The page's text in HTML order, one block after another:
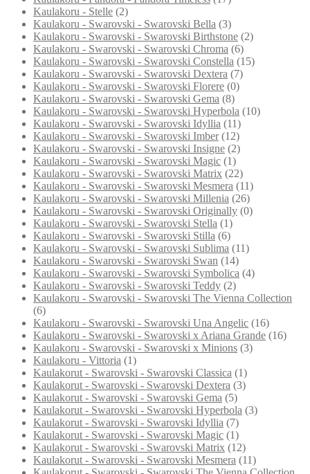
Kaulakoru - Stelle (2)
Kaulakoru - Swarovski - Swarovski Bella (3)
Kaulakoru - Swarovski - Swarovski Birthstone (2)
Kaulakoru - Swarovski - Swarovski Chroma (6)
Kaulakoru - Swarovski - Swarovski Constella (15)
Kaulakoru - Swarovski - Swarovski Dextera (7)
Kaulakoru - Swarovski - Swarovski Florere (0)
Kaulakoru - Swarovski - Swarovski Gema (8)
Kaulakoru - Swarovski - Swarovski Hyperbola (10)
Kaulakoru - Swarovski - Swarovski Idyllia (11)
Kaulakoru - Swarovski - Swarovski Imber (12)
Kaulakoru - Swarovski - Swarovski Insigne (2)
Kaulakoru - Swarovski - Swarovski Magic (1)
Kaulakoru - Swarovski - Swarovski Matrix (22)
Kaulakoru - Swarovski - Swarovski Mesmera (11)
Kaulakoru - Swarovski - Swarovski Millenia (26)
Kaulakoru - Swarovski - Swarovski Originally (0)
Kaulakoru - Swarovski - Swarovski Stella (1)
Kaulakoru - Swarovski - Swarovski Stilla (6)
Kaulakoru - Swarovski - Swarovski Sublima (11)
Kaulakoru - Swarovski - Swarovski Swan (14)
Kaulakoru - Swarovski - Swarovski Symbolica (4)
Kaulakoru - Swarovski - Swarovski Teddy (2)
Kaulakoru - Swarovski - Swarovski The Vienna Collection
(6)
Kaulakoru - Swarovski - Swarovski Una Angelic (16)
Kaulakoru - Swarovski - Swarovski x Ariana Grande (16)
Kaulakoru - Swarovski - Swarovski x Minions (3)
Kaulakoru - Vittoria (1)
Kaulakorut - Swarovski - Swarovski Classica (1)
Kaulakorut - Swarovski - Swarovski Dextera (3)
Kaulakorut - Swarovski - Swarovski Gema (5)
Kaulakorut - Swarovski - Swarovski Hyperbola (3)
Kaulakorut - Swarovski - Swarovski Idyllia (7)
Kaulakorut - Swarovski - Swarovski Magic (1)
Kaulakorut - Swarovski - Swarovski Matrix (12)
Kaulakorut - Swarovski - Swarovski Mesmera (11)